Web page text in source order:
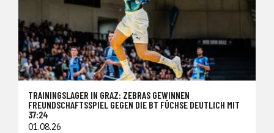
TRAININGSLAGER IN GRAZ: ZEBRAS GEWINNEN
FREUNDSCHAFTSSPIEL GEGEN DIE BT FÜCHSE DEUTLICH MIT
37:24
01.08.26